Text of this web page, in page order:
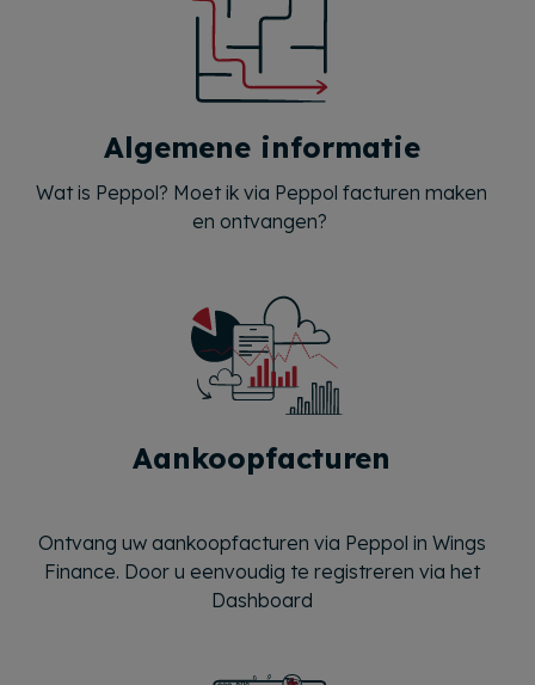
Algemene informatie
Wat is Peppol? Moet ik via Peppol facturen maken
en ontvangen?
Aankoopfacturen
Ontvang uw aankoopfacturen via Peppol in Wings
Finance. Door u eenvoudig te registreren via het
Dashboard